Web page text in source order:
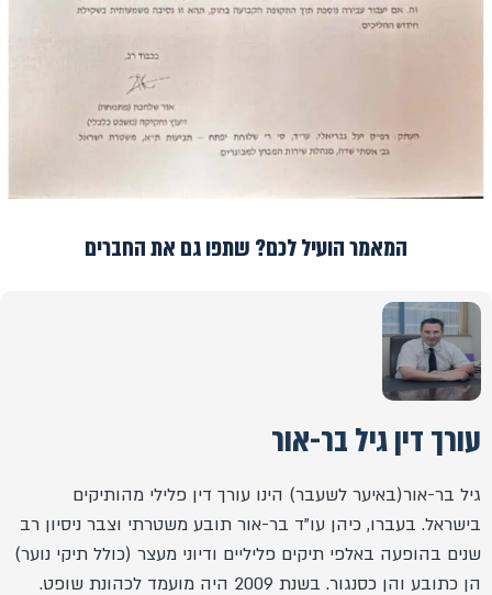
המאמר הועיל לכם? שתפו גם את החברים
עורך דין גיל בר-אור
גיל בר-אור(באיער לשעבר) הינו עורך דין פלילי מהותיקים
בישראל. בעברו, כיהן עו"ד בר-אור תובע משטרתי וצבר ניסיון רב
שנים בהופעה באלפי תיקים פליליים ודיוני מעצר (כולל תיקי נוער)
הן כתובע והן כסנגור. בשנת 2009 היה מועמד לכהונת שופט.